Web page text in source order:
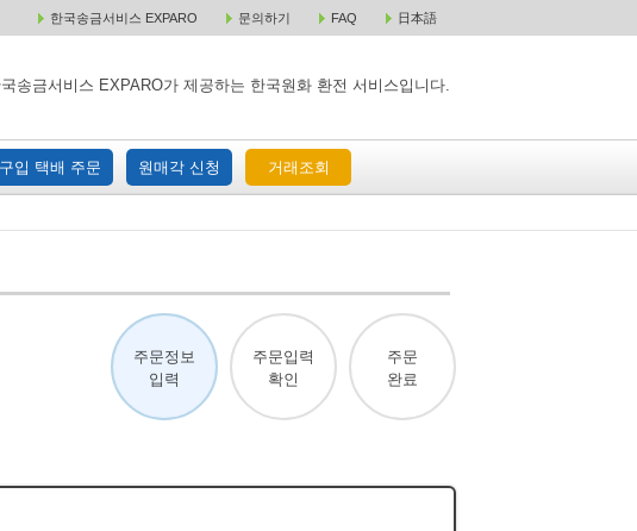
한국송금서비스 EXPARO 문의하기 FAQ 日本語
송금서비스 EXPARO가 제공하는 한국원화 환전 서비스입니다.
입 택배 주문 원매각 신청 거래조회
원구입 택배 주문 원매각 주문 거래조회
주문정보
입력
주문입력
확인
주문
완료